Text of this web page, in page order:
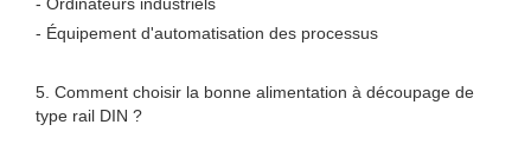
- Équipement d'automatisation des processus
5. Comment choisir la bonne alimentation à découpage de
type rail DIN ?